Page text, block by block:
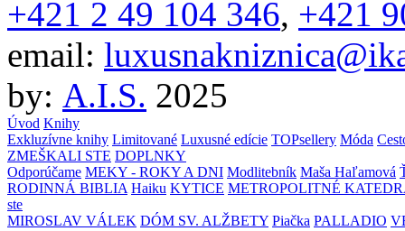
+421 2 49 104 346, +421
email:
by: A.I.S. 2025
Úvod Knihy
Exkluzívne knihy Limitované Luxusné edície TOPsellery Móda
ZMEŠKALI STE DOPLNKY
Odporúčame MEKY - ROKY A DNI Modlitebník Maša Haľamová
RODINNÁ BIBLIA Haiku KYTICE METROPOLITNÉ
ste
MIROSLAV VÁLEK DÓM SV. ALŽBETY Piačka PALLADIO